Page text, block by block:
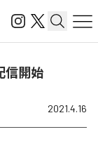
信開始
2021.4.16